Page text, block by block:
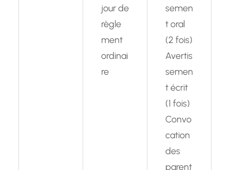
jour de
règle
ment
ordinai
re
semen
t oral
(2 fois)
Avertis
semen
t écrit
(1 fois)
Convo
cation
des
parent